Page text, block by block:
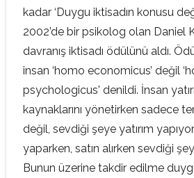
kadar ‘Duygu iktisadın konusu
2002’de bir psikolog olan Daniel
davranış iktisadı ödülünü aldı.
insan ‘homo economicus’ değil
psychologicus' denildi. İnsan
kaynaklarını yönetirken sadece
değil, sevdiği şeye yatırım
yaparken, satın alırken sevdiği
Bunun üzerine takdir edilme